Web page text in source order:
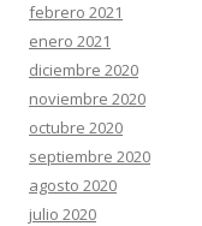
febrero 2021
enero 2021
diciembre 2020
noviembre 2020
octubre 2020
septiembre 2020
agosto 2020
julio 2020